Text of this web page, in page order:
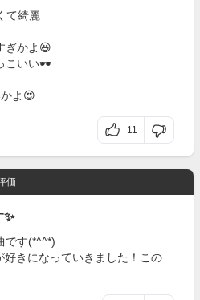
て綺麗
ぎかよ😆
こいい🕶
よ😍
11
価
です(*^^*)
きになっていきました！この